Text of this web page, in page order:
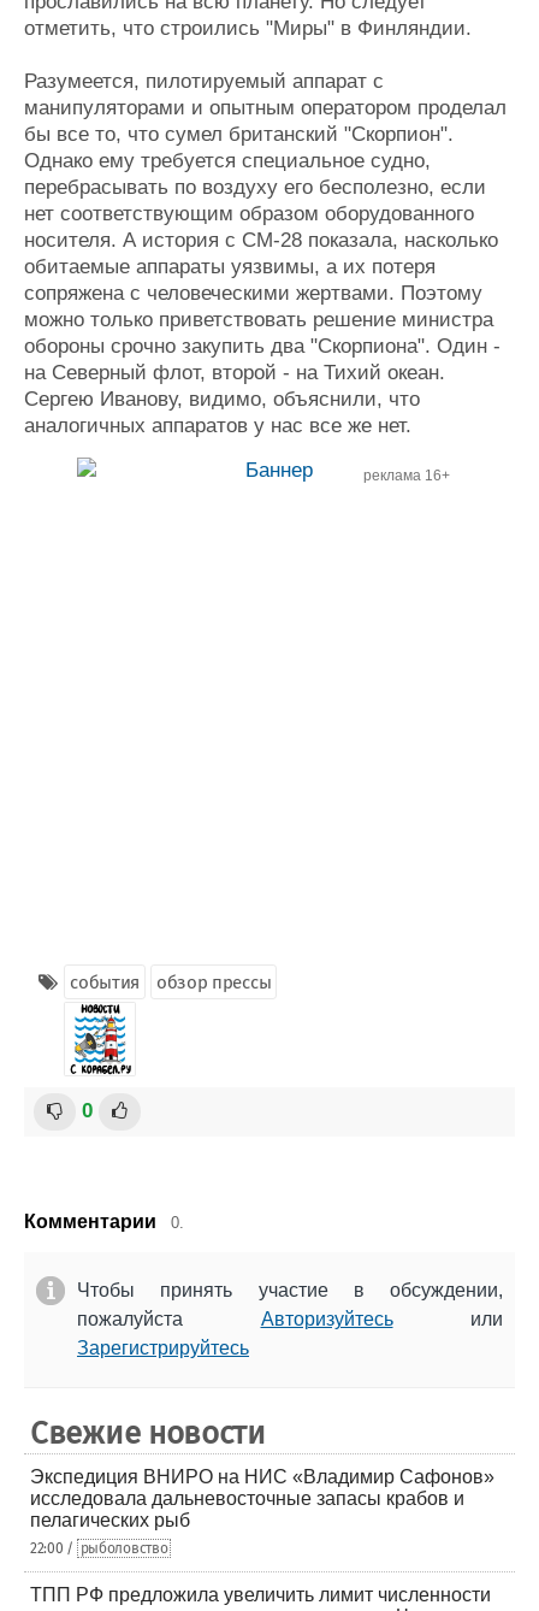
отметить, что строились "Миры" в Финляндии.
Разумеется, пилотируемый аппарат с
манипуляторами и опытным оператором проделал
бы все то, что сумел британский "Скорпион".
Однако ему требуется специальное судно,
перебрасывать по воздуху его бесполезно, если
нет соответствующим образом оборудованного
носителя. А история с СМ-28 показала, насколько
обитаемые аппараты уязвимы, а их потеря
сопряжена с человеческими жертвами. Поэтому
можно только приветствовать решение министра
обороны срочно закупить два "Скорпиона". Один -
на Северный флот, второй - на Тихий океан.
Сергею Иванову, видимо, объяснили, что
аналогичных аппаратов у нас все же нет.
реклама 16+
события обзор прессы
0
Комментарии 0.
Чтобы принять участие в обсуждении,
пожалуйста Авторизуйтесьили
Зарегистрируйтесь
Свежие новости
Экспедиция ВНИРО на НИС «Владимир Сафонов»
исследовала дальневосточные запасы крабов и
пелагических рыб
22:00 / рыболовство
ТПП РФ предложила увеличить лимит численности